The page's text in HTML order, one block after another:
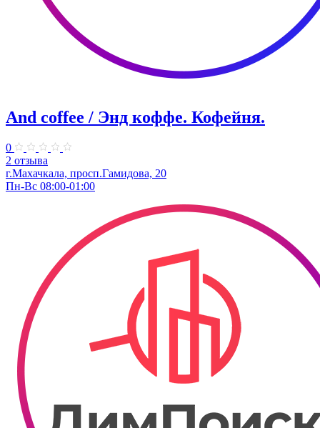
And coffee / Энд коффе. Кофейня.
0
2 отзыва
г.Махачкала, просп.​Гамидова, 20
Пн-Вс 08:00-01:00